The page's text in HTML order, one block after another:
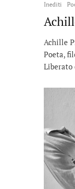
Inediti
Achille
Poeta,
Liberato